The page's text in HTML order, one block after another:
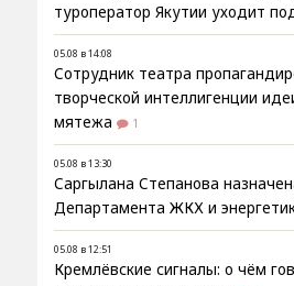
туроператор Якутии уходит
05.08 в 14:08
Сотрудник театра
творческой интеллигенции
мятежа
1
05.08 в 13:30
Саргылана Степанова
Департамента ЖКХ и
05.08 в 12:51
Кремлёвские сигналы: о чём